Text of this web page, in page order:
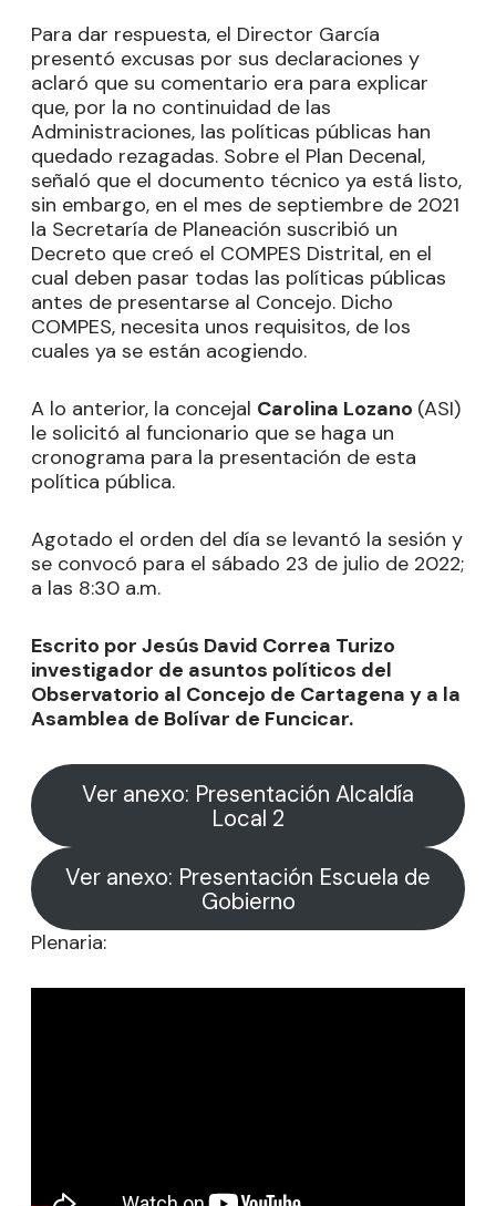
Para dar respuesta, el Director García
presentó excusas por sus declaraciones y
aclaró que su comentario era para explicar
que, por la no continuidad de las
Administraciones, las políticas públicas han
quedado rezagadas. Sobre el Plan Decenal,
señaló que el documento técnico ya está listo,
sin embargo, en el mes de septiembre de 2021
la Secretaría de Planeación suscribió un
Decreto que creó el COMPES Distrital, en el
cual deben pasar todas las políticas públicas
antes de presentarse al Concejo. Dicho
COMPES, necesita unos requisitos, de los
cuales ya se están acogiendo.
A lo anterior, la concejal Carolina Lozano (ASI)
le solicitó al funcionario que se haga un
cronograma para la presentación de esta
política pública.
Agotado el orden del día se levantó la sesión y
se convocó para el sábado 23 de julio de 2022;
a las 8:30 a.m.
Escrito por Jesús David Correa Turizo
investigador de asuntos políticos del
Observatorio al Concejo de Cartagena y a la
Asamblea de Bolívar de Funcicar.
Ver anexo: Presentación Alcaldía
Local 2
Ver anexo: Presentación Escuela de
Gobierno
Plenaria: